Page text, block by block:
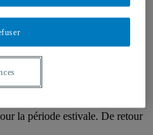
la période estivale. De retour